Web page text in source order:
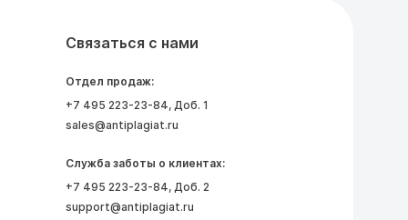
Связаться с нами
Отдел продаж:
+7 495 223-23-84, Доб. 1
sales@antiplagiat.ru
Служба заботы о клиентах:
+7 495 223-23-84, Доб. 2
support@antiplagiat.ru